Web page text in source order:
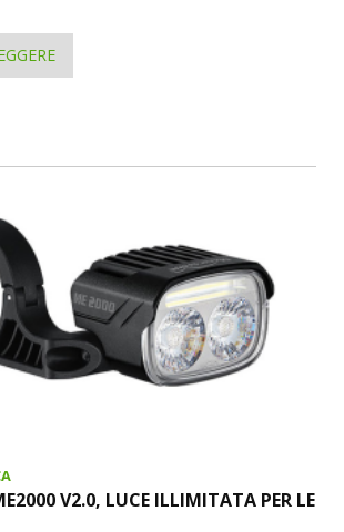
V2.0, LUCE ILLIMITATA PER LE